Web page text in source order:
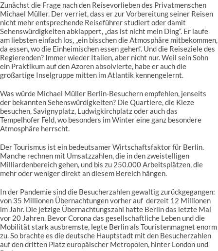
Zunächst die Frage nach den Reisevorlieben des Privatmenschen
Michael Müller. Der verriet, dass er zur Vorbereitung seiner Reisen
nicht mehr entsprechende Reiseführer studiert oder damit
Sehenswürdigkeiten abklappert, „das ist nicht mein Ding“. Er laufe
am liebsten einfach los, „ein bisschen die Atmosphäre mitbekommen,
da essen, wo die Einheimischen essen gehen“. Und die Reiseziele des
Regierenden? Immer wieder Italien, aber nicht nur. Weil sein Sohn
ein Praktikum auf den Azoren absolvierte, habe er auch die
großartige Inselgruppe mitten im Atlantik kennengelernt.
Was würde Michael Müller Berlin-Besuchern empfehlen, jenseits
der bekannten Sehenswürdigkeiten? Die Quartiere, die Kieze
besuchen, Savignyplatz, Ludwigkirchplatz oder auch das
Tempelhofer Feld, wo besonders im Winter eine ganz besondere
Atmosphäre herrscht.
Der Tourismus ist ein bedeutsamer Wirtschaftsfaktor für Berlin.
Manche rechnen mit Umsatzzahlen, die in den zweistelligen
Milliardenbereich gehen, und bis zu 250.000 Arbeitsplätzen, die
mehr oder weniger direkt an diesem Bereich hängen.
In der Pandemie sind die Besucherzahlen gewaltig zurückgegangen:
von 35 Millionen Übernachtungen vorher auf derzeit 12 Millionen
im Jahr. Die jetzige Übernachtungszahl hatte Berlin das letzte Mal
vor 20 Jahren. Bevor Corona das gesellschaftliche Leben und die
Mobilität stark ausbremste, legte Berlin als Touristenmagnet enorm
zu. So brachte es die deutsche Hauptstadt mit den Besucherzahlen
auf den dritten Platz europäischer Metropolen, hinter London und